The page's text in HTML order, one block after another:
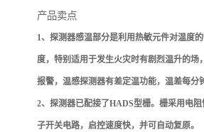
产品卖点
1、 探测器感温部分是利用热敏元件对温度
度，特别适用于发生火灾时有剧烈温升的场
报警，温感探测器有差定温功能，温差每分
2、 探测器已配接了HADS型栅。栅采用电
子开关电路，启控速度快，并可自动复原。